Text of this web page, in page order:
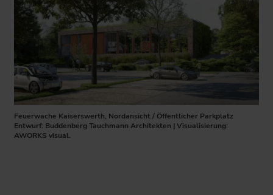
Feuerwache Kaiserswerth, Nordansicht / Öffentlicher Parkplatz
Entwurf: Buddenberg Tauchmann Architekten | Visualisierung:
AWORKS visual.